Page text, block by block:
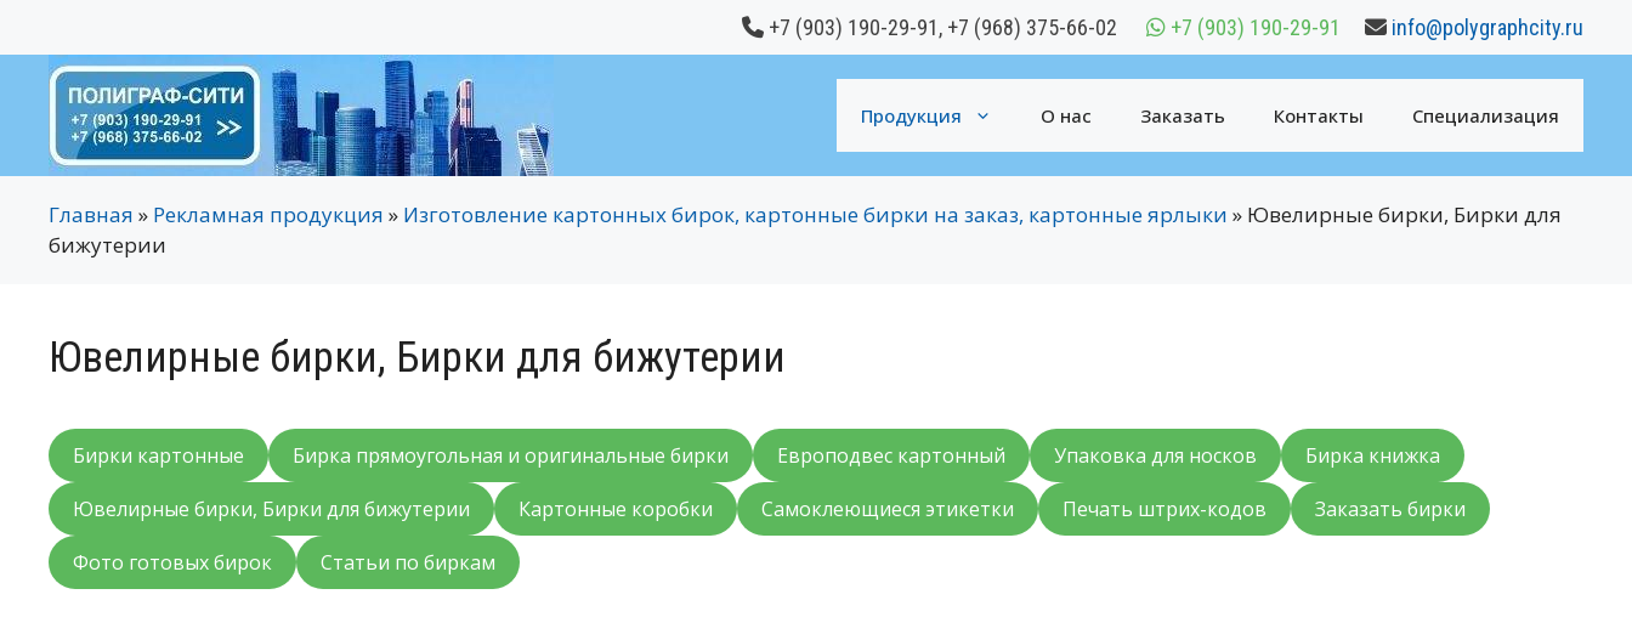
содержимому
+7 (903) 190-29-91, +7 (968) 375-66-02 +7 (903) 190-29-91 info@polygraphcity.ru
Продукция О нас Заказать Контакты Специализация
Главная » Рекламная продукция » Изготовление картонных бирок, картонные бирки на заказ, картонные ярлыки » Ювелирные бирки, Бирки для
бижутерии
Ювелирные бирки, Бирки для бижутерии
Бирки картонные Бирка прямоугольная и оригинальные бирки Европодвес картонный Упаковка для носков
Бирка книжка
Ювелирные бирки, Бирки для бижутерии
Картонные коробки Самоклеющиеся этикетки Печать штрих-кодов
Заказать бирки
Фото готовых бирок
Статьи по биркам